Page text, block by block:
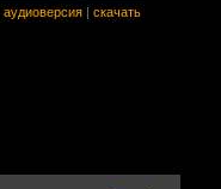
аудиоверсия скачать